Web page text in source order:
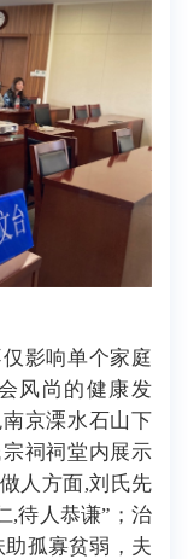
影响单个家庭
风尚的健康发
京溧水石山下
祠祠堂内展示
人方面,刘氏先
,待人恭谦”；治
孤寡贫弱，夫